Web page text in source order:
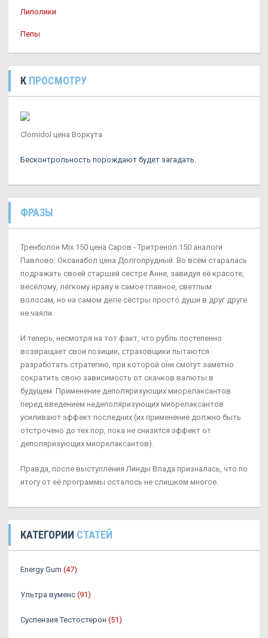
Липолики
Пепы
К ПРОСМОТРУ
Clomidol цена Воркута
Бесконтрольность порождают будет загадать.
ФРАЗЫ
Тренболон Mix 150 цена Саров - Тритренол 150 аналоги
Павлово: Оксанабол цена Долгопрудный. Во всём старалась
подражать своей старшей сестре Анне, завидуя её красоте,
весёлому, лёгкому нраву и самое главное, светлым
волосам, но на самом деле сёстры просто души в друг друге
не чаяли.
И теперь, несмотря на тот факт, что рубль постепенно
возвращает свои позиции, страховщики пытаются
разработать стратегию, при которой они смогут заметно
сократить свою зависимость от скачков валюты в
будущем. Применение деполяризующих миорелаксантов
перед введением недеполяризующих миорелаксантов
усиливают эффект последних (их применение должно быть
отстрочено до тех пор, пока не снизится эффект от
деполяризующих миорелаксантов).
Правда, после выступления Линды Влада призналась, что по
итогу от её программы осталось не слишком многое.
КАТЕГОРИИ СТАТЕЙ
Energy Gum (47)
Ультра вуменс (91)
Суспензия Тестостерон (51)